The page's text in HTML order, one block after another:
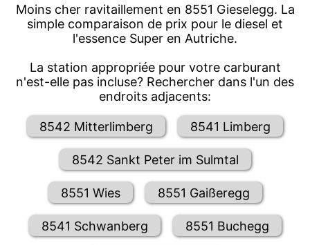
Moins cher ravitaillement en 8551 Gieselegg. La
simple comparaison de prix pour le diesel et
l'essence Super en Autriche.
La station appropriée pour votre carburant
n'est-elle pas incluse? Rechercher dans l'un des
endroits adjacents:
8542 Mitterlimberg 8541 Limberg
8542 Sankt Peter im Sulmtal
8551 Wies 8551 Gaißeregg
8541 Schwanberg 8551 Buchegg